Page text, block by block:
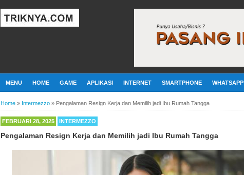
MENU HOME GAME APLIKASI INTERNET SMARTPHONE WHATSAPP
Home » Intermezzo » Pengalaman Resign Kerja dan Memilih jadi Ibu Rumah Tangga
FEBRUARI 28, 2025 INTERMEZZO
Pengalaman Resign Kerja dan Memilih jadi Ibu Rumah Tangga